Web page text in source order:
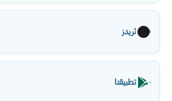
ثريدز
تطبيقنا